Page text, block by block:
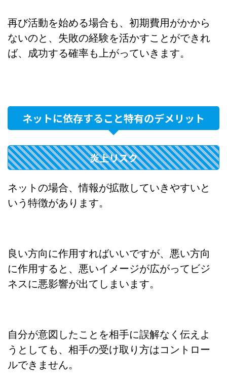
再び活動を始める場合も、初期費用がかから
ないのと、失敗の経験を活かすことができれ
ば、成功する確率も上がっていきます。
ネットに依存すること特有のデメリット
炎上リスク
ネットの場合、情報が拡散していきやすいと
いう特徴があります。
良い方向に作用すればいいですが、悪い方向
に作用すると、悪いイメージが広がってビジ
ネスに悪影響が出てしまいます。
自分が意図したことを相手に誤解なく伝えよ
うとしても、相手の受け取り方はコントロー
ルできません。